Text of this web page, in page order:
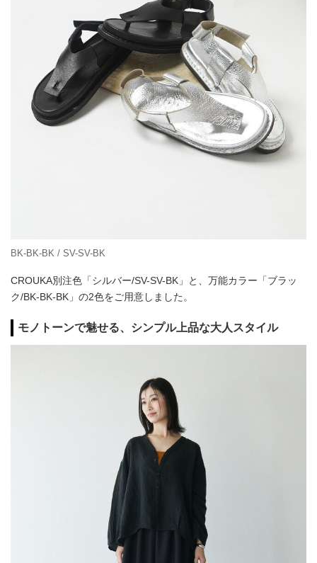
BK-BK-BK / SV-SV-BK
CROUKA別注色「シルバー/SV-SV-BK」と、万能カラー「ブラッ
ク/BK-BK-BK」の2色をご用意しました。
モノトーンで魅せる、シンプル上品な大人スタイル